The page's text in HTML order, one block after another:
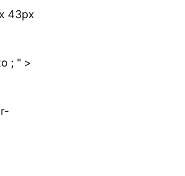
43px
; " >